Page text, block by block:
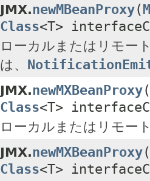
JMX.newMBeanProxy(
Class<T>
ローカルまたはリモ
は、
JMX.newMXBeanProxy(
Class<T>
ローカルまたはリモ
JMX.newMXBeanProxy(
Class<T>